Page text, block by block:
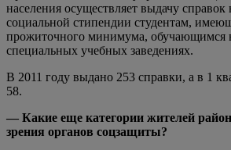
населения осуществляет выдачу справок
социальной стипендии студентам,
прожиточного минимума, обучающимся
специальных учебных заведениях.
В 2011 году выдано 253 справки, а в 1
58.
— Какие еще категории жителей
зрения органов соцзащиты?